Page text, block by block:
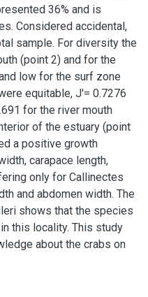
36% and is
Considered accidental,
sample. For diversity the
(point 2) and for the
low for the surf zone
equitable, J'= 0.7276
for the river mouth
of the estuary (point
a positive growth
carapace length,
only for Callinectes
and abdomen width. The
shows that the species
this locality. This study
about the crabs on